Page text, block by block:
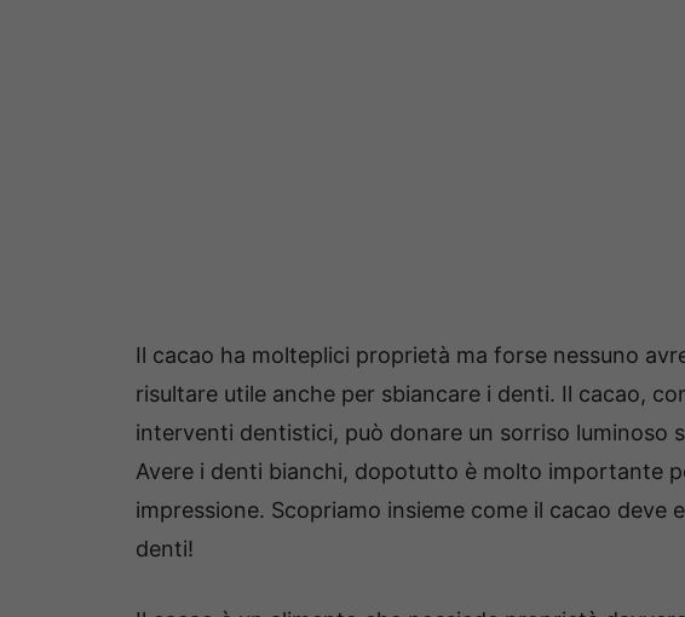
Il cacao ha molteplici proprietà ma forse nessuno
risultare utile anche per sbiancare i denti. Il cacao,
interventi dentistici, può donare un sorriso luminoso
Avere i denti bianchi, dopotutto è molto importante
impressione. Scopriamo insieme come il cacao deve
denti!